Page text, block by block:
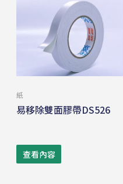
紙
易移除雙面膠帶DS526
查看內容